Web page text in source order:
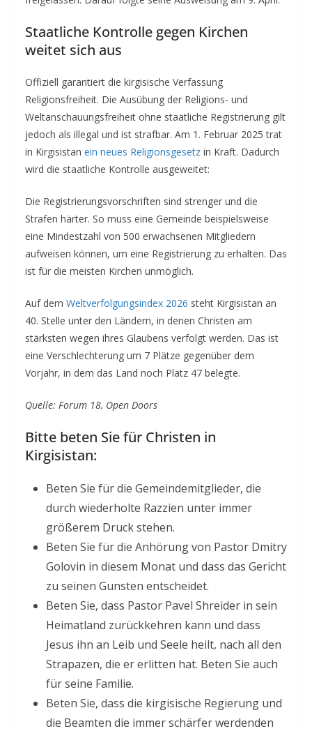
Staatliche Kontrolle gegen Kirchen
weitet sich aus
Offiziell garantiert die kirgisische Verfassung
Religionsfreiheit. Die Ausübung der Religions- und
Weltanschauungsfreiheit ohne staatliche Registrierung gilt
jedoch als illegal und ist strafbar. Am 1. Februar 2025 trat
in Kirgisistan ein neues Religionsgesetz in Kraft. Dadurch
wird die staatliche Kontrolle ausgeweitet:
Die Registrierungsvorschriften sind strenger und die
Strafen härter. So muss eine Gemeinde beispielsweise
eine Mindestzahl von 500 erwachsenen Mitgliedern
aufweisen können, um eine Registrierung zu erhalten. Das
ist für die meisten Kirchen unmöglich.
Auf dem Weltverfolgungsindex 2026 steht Kirgisistan an
40. Stelle unter den Ländern, in denen Christen am
stärksten wegen ihres Glaubens verfolgt werden. Das ist
eine Verschlechterung um 7 Plätze gegenüber dem
Vorjahr, in dem das Land noch Platz 47 belegte.
Quelle: Forum 18, Open Doors
Bitte beten Sie für Christen in
Kirgisistan:
Beten Sie für die Gemeindemitglieder, die
durch wiederholte Razzien unter immer
größerem Druck stehen.
Beten Sie für die Anhörung von Pastor Dmitry
Golovin in diesem Monat und dass das Gericht
zu seinen Gunsten entscheidet.
Beten Sie, dass Pastor Pavel Shreider in sein
Heimatland zurückkehren kann und dass
Jesus ihn an Leib und Seele heilt, nach all den
Strapazen, die er erlitten hat. Beten Sie auch
für seine Familie.
Beten Sie, dass die kirgisische Regierung und
die Beamten die immer schärfer werdenden